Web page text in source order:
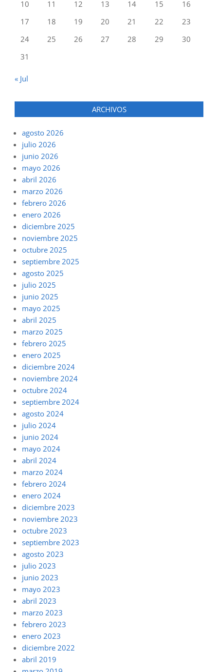
10
11 12 13 14 15
16
17
18 19 20 21 22
23
24
25 26 27 28 29
30
31
« Jul
ARCHIVOS
agosto 2026
julio 2026
junio 2026
mayo 2026
abril 2026
marzo 2026
febrero 2026
enero 2026
diciembre 2025
noviembre 2025
octubre 2025
septiembre 2025
agosto 2025
julio 2025
junio 2025
mayo 2025
abril 2025
marzo 2025
febrero 2025
enero 2025
diciembre 2024
noviembre 2024
octubre 2024
septiembre 2024
agosto 2024
julio 2024
junio 2024
mayo 2024
abril 2024
marzo 2024
febrero 2024
enero 2024
diciembre 2023
noviembre 2023
octubre 2023
septiembre 2023
agosto 2023
julio 2023
junio 2023
mayo 2023
abril 2023
marzo 2023
febrero 2023
enero 2023
diciembre 2022
abril 2019